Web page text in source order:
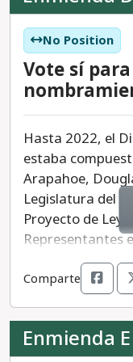
No Position
Vote sí
Hasta 2022, el
estaba
Arapahoe,
Legislatura del
Proyecto de Ley
Representantes
Judicial 18,
Elbert y Lincoln
enero de 2025.
jueces.
Comparte
Enmienda E